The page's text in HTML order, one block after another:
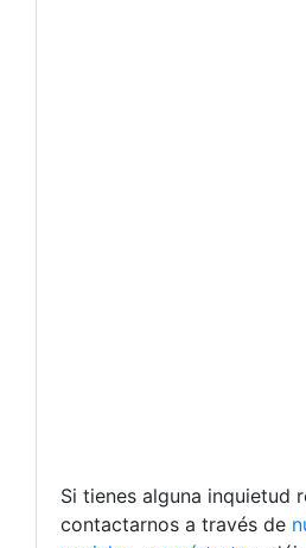
Si tienes alguna inquietud
contactarnos a través de